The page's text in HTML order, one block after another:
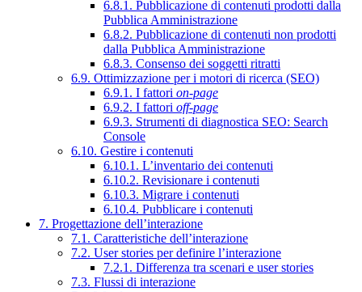
6.8.1. Pubblicazione di contenuti prodotti dalla
Pubblica Amministrazione
6.8.2. Pubblicazione di contenuti non prodotti
dalla Pubblica Amministrazione
6.8.3. Consenso dei soggetti ritratti
6.9. Ottimizzazione per i motori di ricerca (SEO)
6.9.1. I fattori on-page
6.9.2. I fattori off-page
6.9.3. Strumenti di diagnostica SEO: Search
Console
6.10. Gestire i contenuti
6.10.1. L’inventario dei contenuti
6.10.2. Revisionare i contenuti
6.10.3. Migrare i contenuti
6.10.4. Pubblicare i contenuti
7. Progettazione dell’interazione
7.1. Caratteristiche dell’interazione
7.2. User stories per definire l’interazione
7.2.1. Differenza tra scenari e user stories
7.3. Flussi di interazione